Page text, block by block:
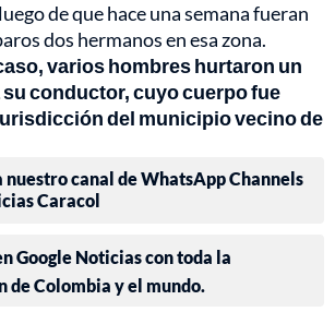
de que hace una semana fueran
dos hermanos en esa zona.
varios hombres hurtaron un
su conductor, cuyo cuerpo fue
del municipio vecino de
nuestro canal de WhatsApp Channels
Caracol
Google Noticias con toda la
de Colombia y el mundo.